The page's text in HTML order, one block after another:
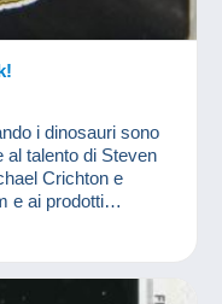
i dinosauri sono
al talento di Steven
Crichton e
e ai prodotti
quanto un T-Rex!